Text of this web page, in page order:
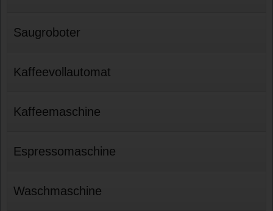
Saugroboter
Kaffeevollautomat
Kaffeemaschine
Espressomaschine
Waschmaschine